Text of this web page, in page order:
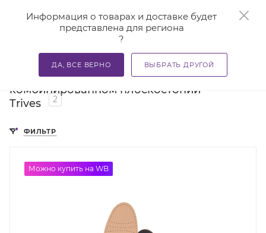
Информация о товарах и доставке будет
представлена для региона
?
ДА, ВСЕ ВЕРНО ВЫБРАТЬ ДРУГОЙ
Главная — Каталог — Стельки ортопедические и
Ортопедические стельки при
комбинированном плоскостопии
Trives
2
ФИЛЬТР
Можно купить на WB